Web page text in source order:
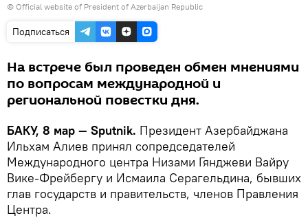
© Official website of President of Azerbaijan Republic
Подписаться
На встрече был проведен обмен мнениями
по вопросам международной и
региональной повестки дня.
БАКУ, 8 мар — Sputnik. Президент Азербайджана
Ильхам Алиев принял сопредседателей
Международного центра Низами Гянджеви Вайру
Вике-Фрейбергу и Исмаила Серагельдина, бывших
глав государств и правительств, членов Правления
Центра.